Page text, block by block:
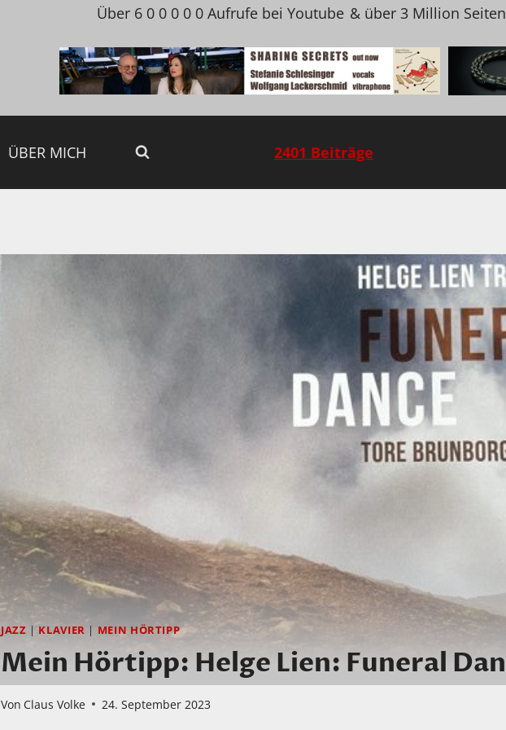
Über 6 0 0 0 0 0 Aufrufe bei Youtube & über 3 Million
ÜBER MICH 2401 Beiträge
JAZZ | KLAVIER | MEIN HÖRTIPP
Mein Hörtipp: Helge Lien: Funeral
Von Claus Volke 24. September 2023